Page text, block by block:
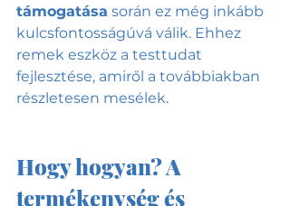
támogatása során ez még inkább
kulcsfontosságúvá válik. Ehhez
remek eszköz a testtudat
fejlesztése, amiről a továbbiakban
részletesen mesélek.
Hogy hogyan? A
termékenység és